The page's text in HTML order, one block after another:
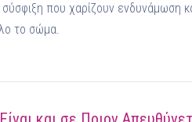
που χαρίζουν ενδυνάμωση
το σώμα.